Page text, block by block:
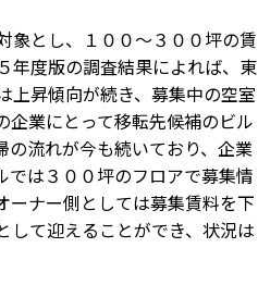
象とし、１００～３００坪の賃
年度版の調査結果によれば、東
上昇傾向が続き、募集中の空室
企業にとって移転先候補のビル
の流れが今も続いており、企業
では３００坪のフロアで募集情
ーナー側としては募集賃料を下
して迎えることができ、状況は